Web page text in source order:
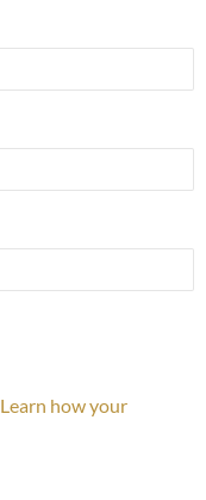
Learn how your